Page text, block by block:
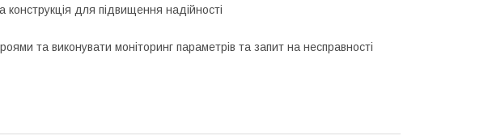
для підвищення надійності
та виконувати моніторинг параметрів та запит на несправності